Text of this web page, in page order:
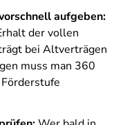
aufgeben:
der vollen
bei Altverträgen
muss man 360